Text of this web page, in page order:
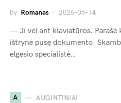
by Romanas 2026-05-14
— Ji vėl ant klaviatūros. Parašė
ištrynė pusę dokumento.
elgesio specialistė…
A AUGINTINIAI